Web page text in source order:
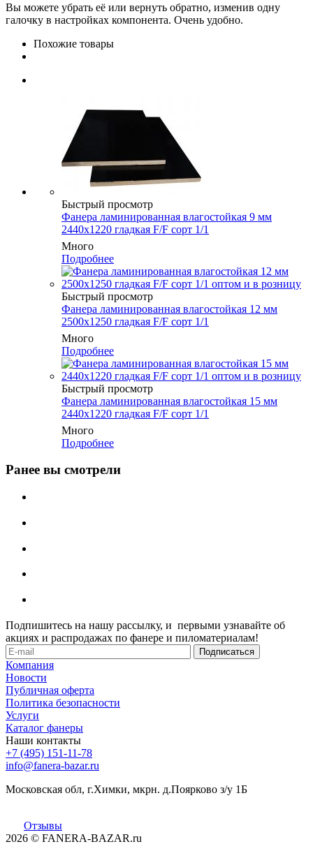
Вы можете убрать её или вернуть обратно, изменив одну
галочку в настройках компонента. Очень удобно.
Похожие товары
Быстрый просмотр
Фанера ламинированная влагостойкая 9 мм
2440х1220 гладкая F/F сорт 1/1
Много
Подробнее
Быстрый просмотр
Фанера ламинированная влагостойкая 12 мм
2500х1250 гладкая F/F сорт 1/1
Много
Подробнее
Быстрый просмотр
Фанера ламинированная влагостойкая 15 мм
2440х1220 гладкая F/F сорт 1/1
Много
Подробнее
Ранее вы смотрели
Подпишитесь на нашу рассылку, и первыми узнавайте об
акциях и распродажах по фанере и пиломатериалам!
Компания
Новости
Публичная оферта
Политика безопасности
Услуги
Каталог фанеры
Наши контакты
+7 (495) 151-11-78
info@fanera-bazar.ru
Московская обл, г.Химки, мкрн. д.Поярково з/у 1Б
Отзывы
2026 © FANERA-BAZAR.ru